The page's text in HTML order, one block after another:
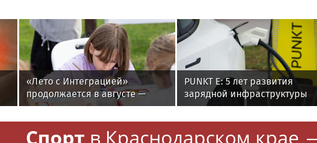
«Лето с Интеграцией»
продолжается в августе —
заключительный месяц
программы
PUNKT E: 5 лет развития
зарядной инфраструктуры
Спорт в Краснодарском крае